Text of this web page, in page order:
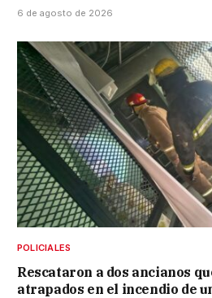
6 de agosto de 2026
POLICIALES
Rescataron a dos ancianos
atrapados en el incendio de